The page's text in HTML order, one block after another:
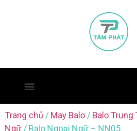
Trang chủ / May Balo / Balo Trung
Ngữ/ Balo Ngoại Ngữ – NN05